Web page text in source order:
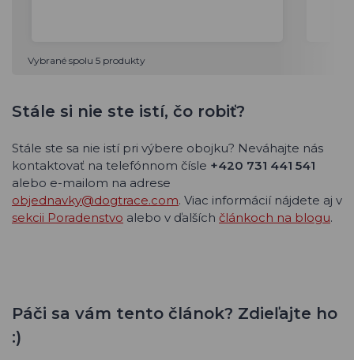
Vybrané spolu 5 produkty
Stále si nie ste istí, čo robiť?
Stále ste sa nie istí pri výbere obojku? Neváhajte nás
kontaktovať na telefónnom čísle +420 731 441 541
alebo e-mailom na adrese
objednavky@dogtrace.com. Viac informácií nájdete aj v
sekcii Poradenstvo alebo v ďalších článkoch na blogu.
Páči sa vám tento článok? Zdieľajte ho
:)